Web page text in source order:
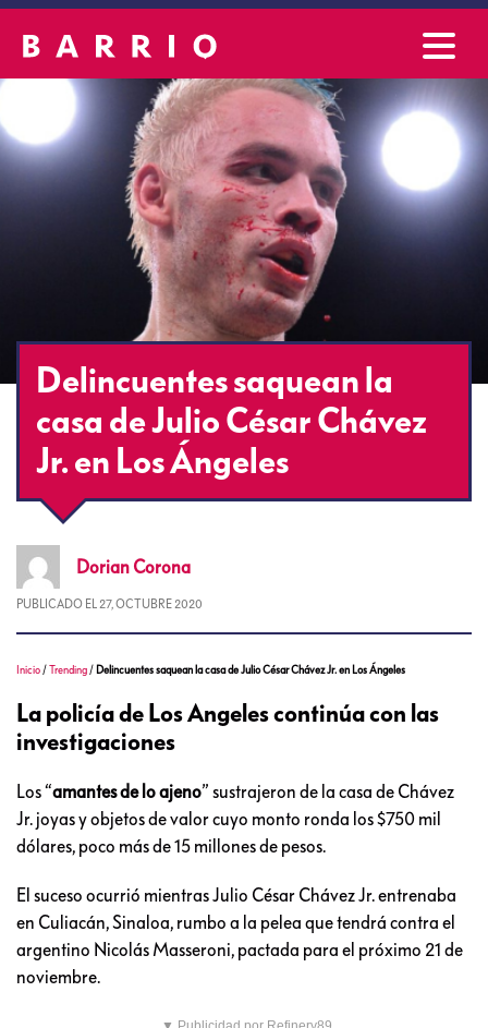
Delincuentes saquean la
casa de Julio César Chávez
Jr. en Los Ángeles
Dorian Corona
PUBLICADO EL 27, OCTUBRE 2020
Inicio /Trending / Delincuentes saquean la casa de Julio César Chávez Jr. en Los Ángeles
La policía de Los Angeles continúa con las
investigaciones
Los “amantes de lo ajeno” sustrajeron de la casa de Chávez
Jr. joyas y objetos de valor cuyo monto ronda los $750 mil
dólares, poco más de 15 millones de pesos.
El suceso ocurrió mientras Julio César Chávez Jr. entrenaba
en Culiacán, Sinaloa, rumbo a la pelea que tendrá contra el
argentino Nicolás Masseroni, pactada para el próximo 21 de
noviembre.